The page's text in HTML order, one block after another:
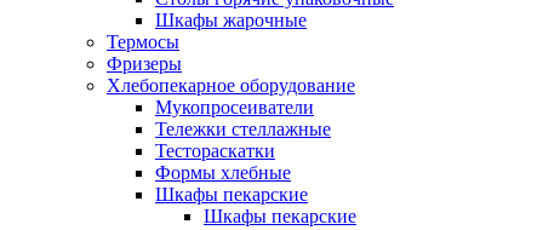
Шкафы жарочные
Термосы
Фризеры
Хлебопекарное оборудование
Мукопросеиватели
Тележки стеллажные
Тестораскатки
Формы хлебные
Шкафы пекарские
Шкафы пекарские